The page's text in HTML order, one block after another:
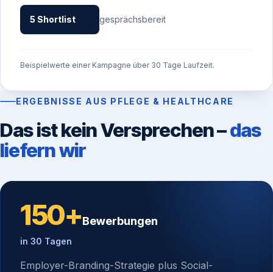
5 Shortlist gesprächsbereit
Beispielwerte einer Kampagne über 30 Tage Laufzeit.
ERGEBNISSE AUS PFLEGE & HEALTHCARE
Das ist kein Versprechen –das
liefern wir
150+Bewerbungen
in 30 Tagen
Employer-Branding-Strategie plus Social-